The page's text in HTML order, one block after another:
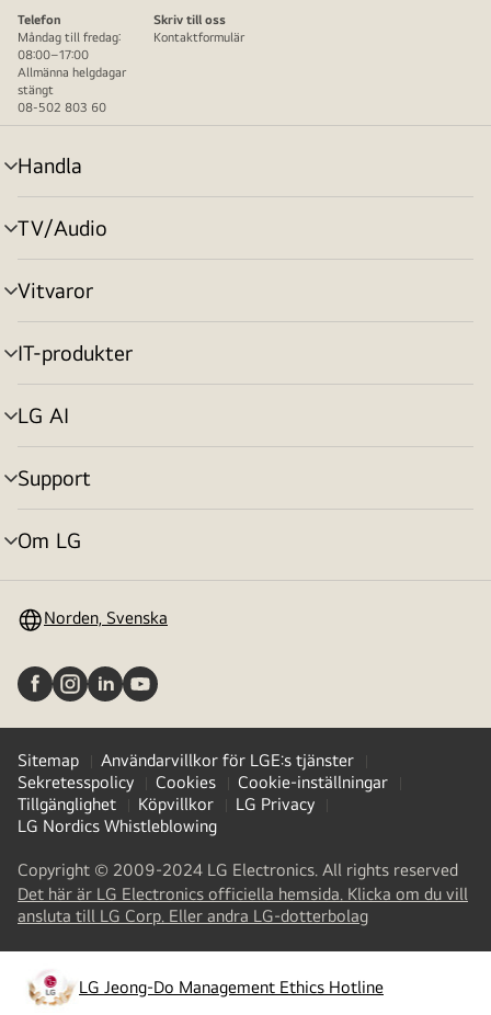
Telefon
Måndag till fredag:
08:00–17:00
Allmänna helgdagar
stängt
08-502 803 60
Skriv till oss
Kontaktformulär
Handla
menyväxling
TV/Audio
menyväxling
Vitvaror
menyväxling
IT-produkter
menyväxling
LG AI
menyväxling
Support
menyväxling
Om LG
menyväxling
Norden, Svenska
Sitemap
Användarvillkor för LGE:s tjänster
Sekretesspolicy
Cookies
Cookie-inställningar
Tillgänglighet
Köpvillkor
LG Privacy
LG Nordics Whistleblowing
Copyright © 2009-2024 LG Electronics. All rights reserved
Det här är LG Electronics officiella hemsida. Klicka om du vill
ansluta till LG Corp. Eller andra LG-dotterbolag(
a
new
tab
LG Jeong-Do Management Ethics Hotline
opens